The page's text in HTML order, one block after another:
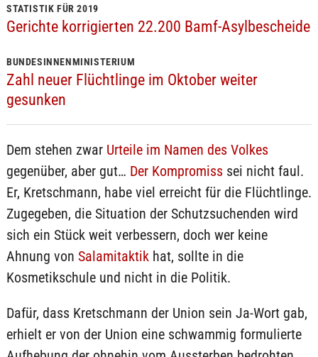
STATISTIK FÜR 2019
Gerichte korrigierten 22.200 Bamf-Asylbescheide
BUNDESINNENMINISTERIUM
Zahl neuer Flüchtlinge im Oktober weiter
gesunken
Dem stehen zwar Urteile im Namen des Volkes
gegenüber, aber gut… Der Kompromisssei nicht faul.
Er, Kretschmann, habe viel erreicht für die Flüchtlinge.
Zugegeben, die Situation der Schutzsuchenden wird
sich ein Stück weit verbessern, doch wer keine
Ahnung von Salamitaktikhat, sollte in die
Kosmetikschule und nicht in die Politik.
Dafür, dass Kretschmann der Union sein Ja-Wort gab,
erhielt er von der Union eine schwammig formulierte